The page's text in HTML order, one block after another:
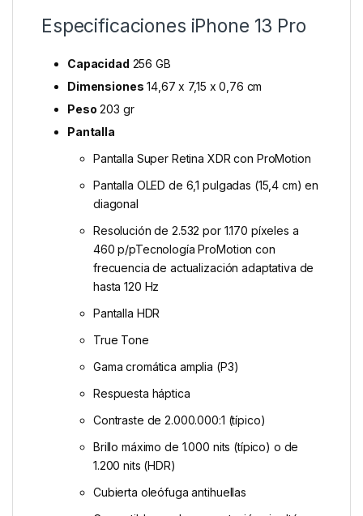
Especificaciones iPhone 13 Pro
Capacidad 256 GB
Dimensiones 14,67 x 7,15 x 0,76 cm
Peso 203 gr
Pantalla
Pantalla Super Retina XDR con ProMotion
Pantalla OLED de 6,1 pulgadas (15,4 cm) en
diagonal
Resolución de 2.532 por 1.170 píxeles a
460 p/pTecnología ProMotion con
frecuencia de actualización adaptativa de
hasta 120 Hz
Pantalla HDR
True Tone
Gama cromática amplia (P3)
Respuesta háptica
Contraste de 2.000.000:1 (típico)
Brillo máximo de 1.000 nits (típico) o de
1.200 nits (HDR)
Cubierta oleófuga antihuellas